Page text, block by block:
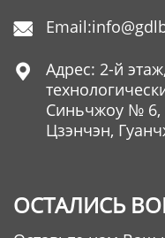
 Email:

Адрес: 2-й
Синьчжоу № 6,
Цзэнчэн,
ОСТАЛИСЬ